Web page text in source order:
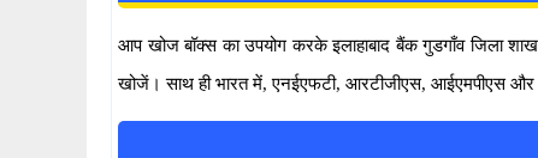
आप खोज बॉक्स का उपयोग करके इलाहाबाद बैंक गुडगाँव जिला
खोजें। साथ ही भारत में, एनईएफटी, आरटीजीएस, आईएमपीएस और